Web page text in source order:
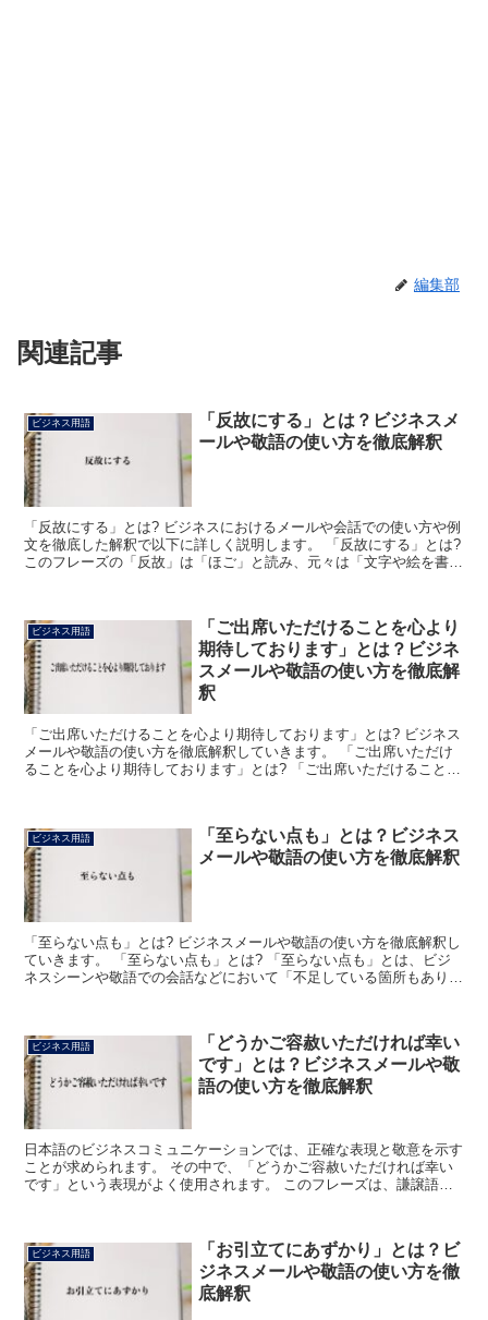
編集部
関連記事
ビジネス用語
「反故にする」とは？ビジネスメ
ールや敬語の使い方を徹底解釈
「反故にする」とは? ビジネスにおけるメールや会話での使い方や例
文を徹底した解釈で以下に詳しく説明します。 「反故にする」とは?
このフレーズの「反故」は「ほご」と読み、元々は「文字や絵を書き
ビジネス用語
「ご出席いただけることを心より
期待しております」とは？ビジネ
スメールや敬語の使い方を徹底解
釈
「ご出席いただけることを心より期待しております」とは? ビジネス
メールや敬語の使い方を徹底解釈していきます。 「ご出席いただけ
ることを心より期待しております」とは? 「ご出席いただけることを
ビジネス用語
「至らない点も」とは？ビジネス
メールや敬語の使い方を徹底解釈
「至らない点も」とは? ビジネスメールや敬語の使い方を徹底解釈し
ていきます。 「至らない点も」とは? 「至らない点も」とは、ビジ
ネスシーンや敬語での会話などにおいて「不足している箇所もあり」
ビジネス用語
「どうかご容赦いただければ幸い
です」とは？ビジネスメールや敬
語の使い方を徹底解釈
日本語のビジネスコミュニケーションでは、正確な表現と敬意を示す
ことが求められます。 その中で、「どうかご容赦いただければ幸い
です」という表現がよく使用されます。 このフレーズは、謙譲語や
ビジネス用語
「お引立てにあずかり」とは？ビ
ジネスメールや敬語の使い方を徹
底解釈